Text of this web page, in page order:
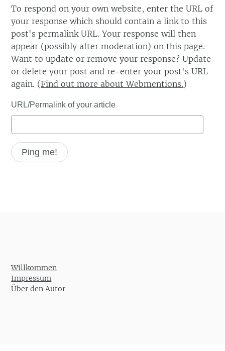
To respond on your own website, enter the URL of
your response which should contain a link to this
post's permalink URL. Your response will then
appear (possibly after moderation) on this page.
Want to update or remove your response? Update
or delete your post and re-enter your post's URL
again. (Find out more about Webmentions.)
URL/Permalink of your article
Willkommen
Impressum
Über den Autor